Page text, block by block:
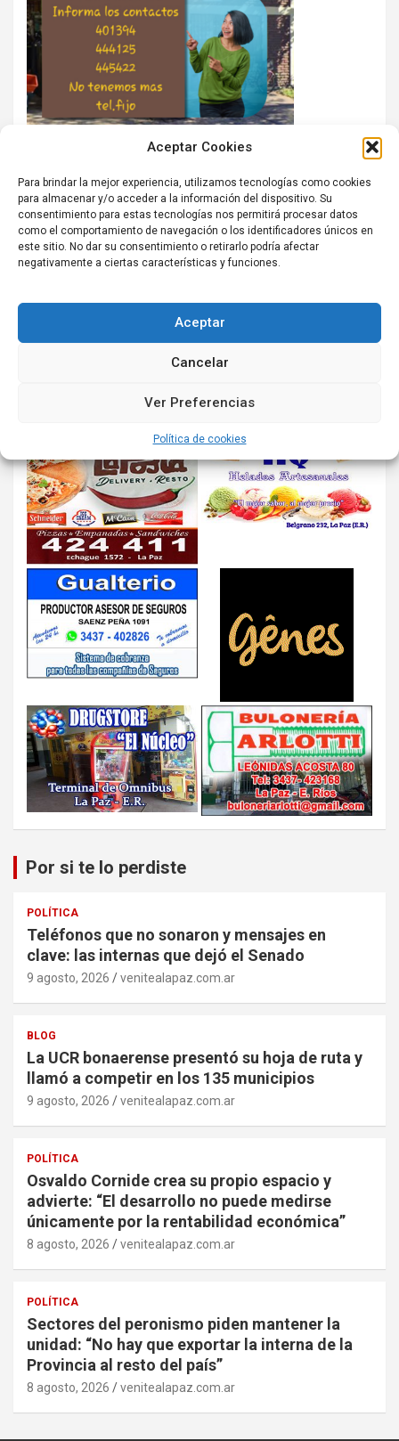
Aceptar Cookies
Para brindar la mejor experiencia, utilizamos tecnologías como cookies
para almacenar y/o acceder a la información del dispositivo. Su
consentimiento para estas tecnologías nos permitirá procesar datos
como el comportamiento de navegación o los identificadores únicos en
este sitio. No dar su consentimiento o retirarlo podría afectar
negativamente a ciertas características y funciones.
Aceptar
Cancelar
Ver Preferencias
Política de cookies
Por si te lo perdiste
POLÍTICA
Teléfonos que no sonaron y mensajes en
clave: las internas que dejó el Senado
9 agosto, 2026 venitealapaz.com.ar
BLOG
La UCR bonaerense presentó su hoja de ruta y
llamó a competir en los 135 municipios
9 agosto, 2026 venitealapaz.com.ar
POLÍTICA
Osvaldo Cornide crea su propio espacio y
advierte: “El desarrollo no puede medirse
únicamente por la rentabilidad económica”
8 agosto, 2026 venitealapaz.com.ar
POLÍTICA
Sectores del peronismo piden mantener la
unidad: “No hay que exportar la interna de la
Provincia al resto del país”
8 agosto, 2026 venitealapaz.com.ar